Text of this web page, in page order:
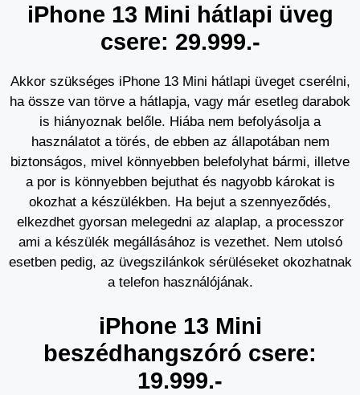
iPhone 13 Mini hátlapi üveg
csere: 29.999.-
Akkor szükséges iPhone 13 Mini hátlapi üveget cserélni,
ha össze van törve a hátlapja, vagy már esetleg darabok
is hiányoznak belőle. Hiába nem befolyásolja a
használatot a törés, de ebben az állapotában nem
biztonságos, mivel könnyebben belefolyhat bármi, illetve
a por is könnyebben bejuthat és nagyobb károkat is
okozhat a készülékben. Ha bejut a szennyeződés,
elkezdhet gyorsan melegedni az alaplap, a processzor
ami a készülék megállásához is vezethet. Nem utolsó
esetben pedig, az üvegszilánkok sérüléseket okozhatnak
a telefon használójának.
iPhone 13 Mini
beszédhangszóró csere:
19.999.-